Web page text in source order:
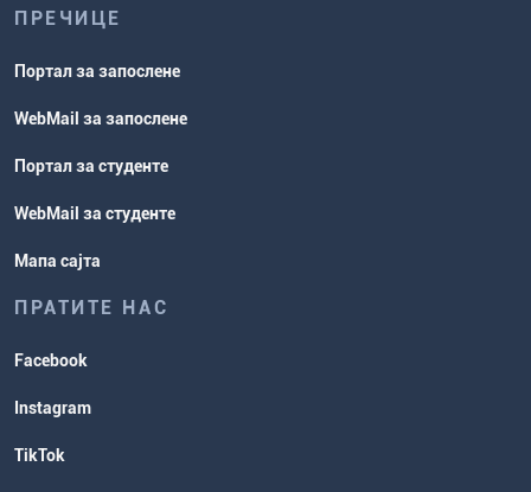
ПРЕЧИЦЕ
Портал за запослене
WebMail за запослене
Портал за студенте
WebMail за студенте
Мапа сајта
ПРАТИТЕ НАС
Facebook
Instagram
TikTok